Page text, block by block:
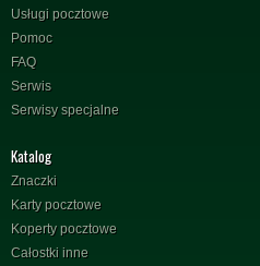
Usługi pocztowe
Pomoc
FAQ
Serwis
Serwisy specjalne
Katalog
Znaczki
Karty pocztowe
Koperty pocztowe
Całostki inne